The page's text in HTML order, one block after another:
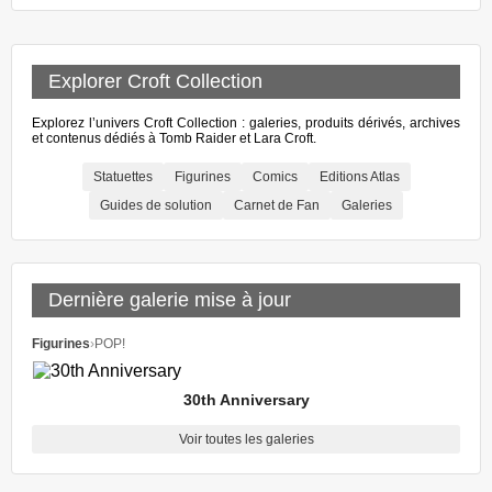
Explorer Croft Collection
Explorez l’univers Croft Collection : galeries, produits dérivés, archives
et contenus dédiés à Tomb Raider et Lara Croft.
Statuettes Figurines Comics
Editions Atlas
Guides de solution
Carnet de Fan Galeries
Dernière galerie mise à jour
Figurines›POP!
30th Anniversary
Voir toutes les galeries